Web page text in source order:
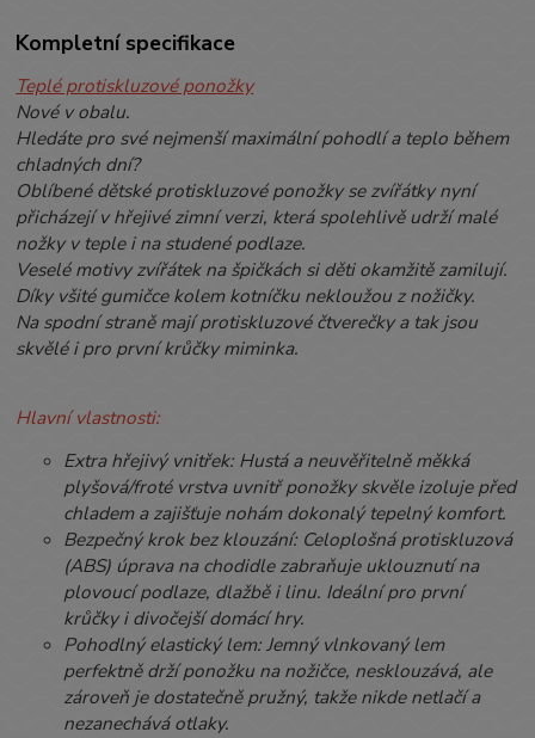
Kompletní specifikace
Teplé protiskluzové ponožky
Nové v obalu.
Hledáte pro své nejmenší maximální pohodlí a teplo během
chladných dní?
Oblíbené dětské protiskluzové ponožky se zvířátky nyní
přicházejí v hřejivé zimní verzi, která spolehlivě udrží malé
nožky v teple i na studené podlaze.
Veselé motivy zvířátek na špičkách si děti okamžitě zamilují.
Díky všité gumičce kolem kotníčku nekloužou z nožičky.
Na spodní straně mají protiskluzové čtverečky a tak jsou
skvělé i pro první krůčky miminka.
Hlavní vlastnosti:
Extra hřejivý vnitřek: Hustá a neuvěřitelně měkká
plyšová/froté vrstva uvnitř ponožky skvěle izoluje před
chladem a zajišťuje nohám dokonalý tepelný komfort.
Bezpečný krok bez klouzání: Celoplošná protiskluzová
(ABS) úprava na chodidle zabraňuje uklouznutí na
plovoucí podlaze, dlažbě i linu. Ideální pro první
krůčky i divočejší domácí hry.
Pohodlný elastický lem: Jemný vlnkovaný lem
perfektně drží ponožku na nožičce, nesklouzává, ale
zároveň je dostatečně pružný, takže nikde netlačí a
nezanechává otlaky.